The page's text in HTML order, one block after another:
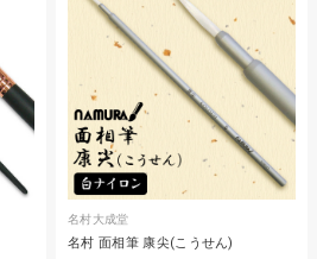
名村大成堂
名村 面相筆 康尖(こうせん)